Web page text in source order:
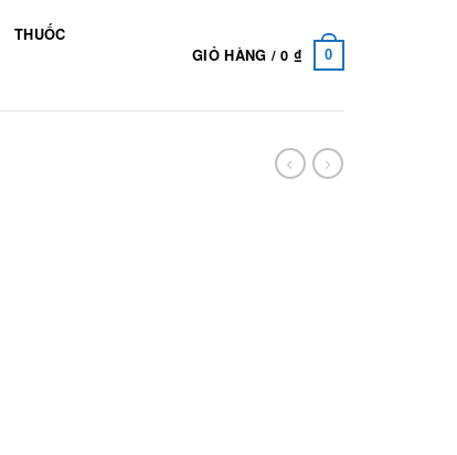
THUỐC
GIỎ HÀNG /0 ₫ 0